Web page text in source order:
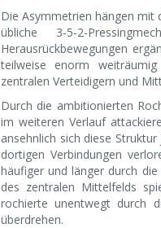
Die Asymmetrien hängen mit
übliche 3-5-2-
Herausrückbewegungen
teilweise enorm
zentralen Verteidigern und
Durch die ambitionierten
im weiteren Verlauf
ansehnlich sich diese
dortigen Verbindungen
häufiger und länger durch
des zentralen Mittelfelds
rochierte unentwegt durch
überdrehen.